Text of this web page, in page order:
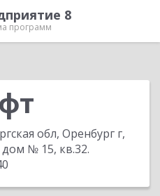
8
программ
обл, Оренбург г,
№ 15, кв.32.